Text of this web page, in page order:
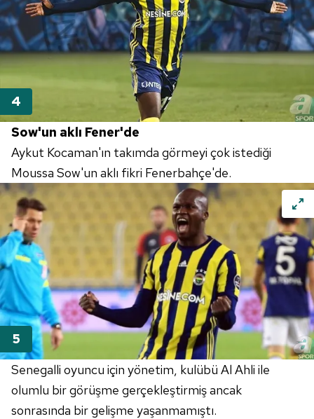
Sow'un aklı Fener'de
Aykut Kocaman'ın takımda görmeyi çok istediği
Moussa Sow'un aklı fikri Fenerbahçe'de.
Senegalli oyuncu için yönetim, kulübü Al Ahli ile
olumlu bir görüşme gerçekleştirmiş ancak
sonrasında bir gelişme yaşanmamıştı.